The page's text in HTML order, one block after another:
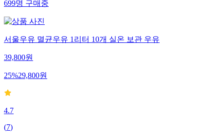
699명구매중
서울우유 멸균우유 1리터 10개 실온 보관 우유
39,800원
25%29,800원
4.7
(7)